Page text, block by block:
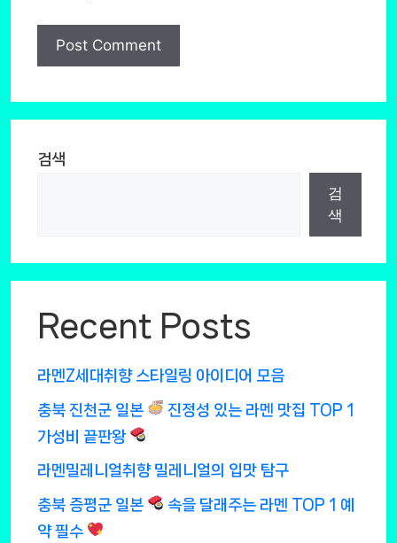
검색
검
색
Recent Posts
라멘Z세대취향 스타일링 아이디어 모음
충북 진천군 일본
진정성 있는 라멘 맛집 TOP 1
가성비 끝판왕
라멘밀레니얼취향 밀레니얼의 입맛 탐구
충북 증평군 일본
속을 달래주는 라멘 TOP 1 예
약 필수